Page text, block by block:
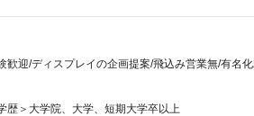
歓迎/ディスプレイの企画提案/飛込み営業無/有名
歴＞大学院、大学、短期大学卒以上